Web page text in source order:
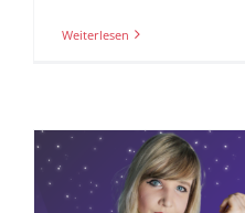
Weiterlesen